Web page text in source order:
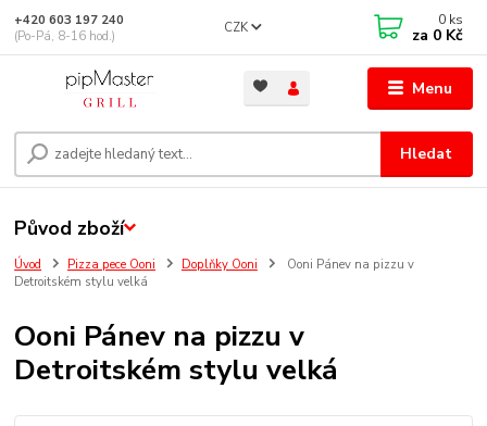
Menu
CZK
Hledat
+420 603 197 240
(Po-Pá, 8-16 hod.)
0 ks
za 0 Kč
Úvod Pizza pece Ooni Doplňky Ooni
Ooni Pánev na pizzu v
Detroitském stylu velká
Ooni Pánev na pizzu v
Detroitském stylu velká
Původ zboží